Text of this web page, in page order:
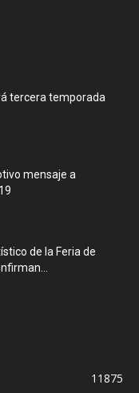
tercera temporada
mensaje a
de la Feria de
11875